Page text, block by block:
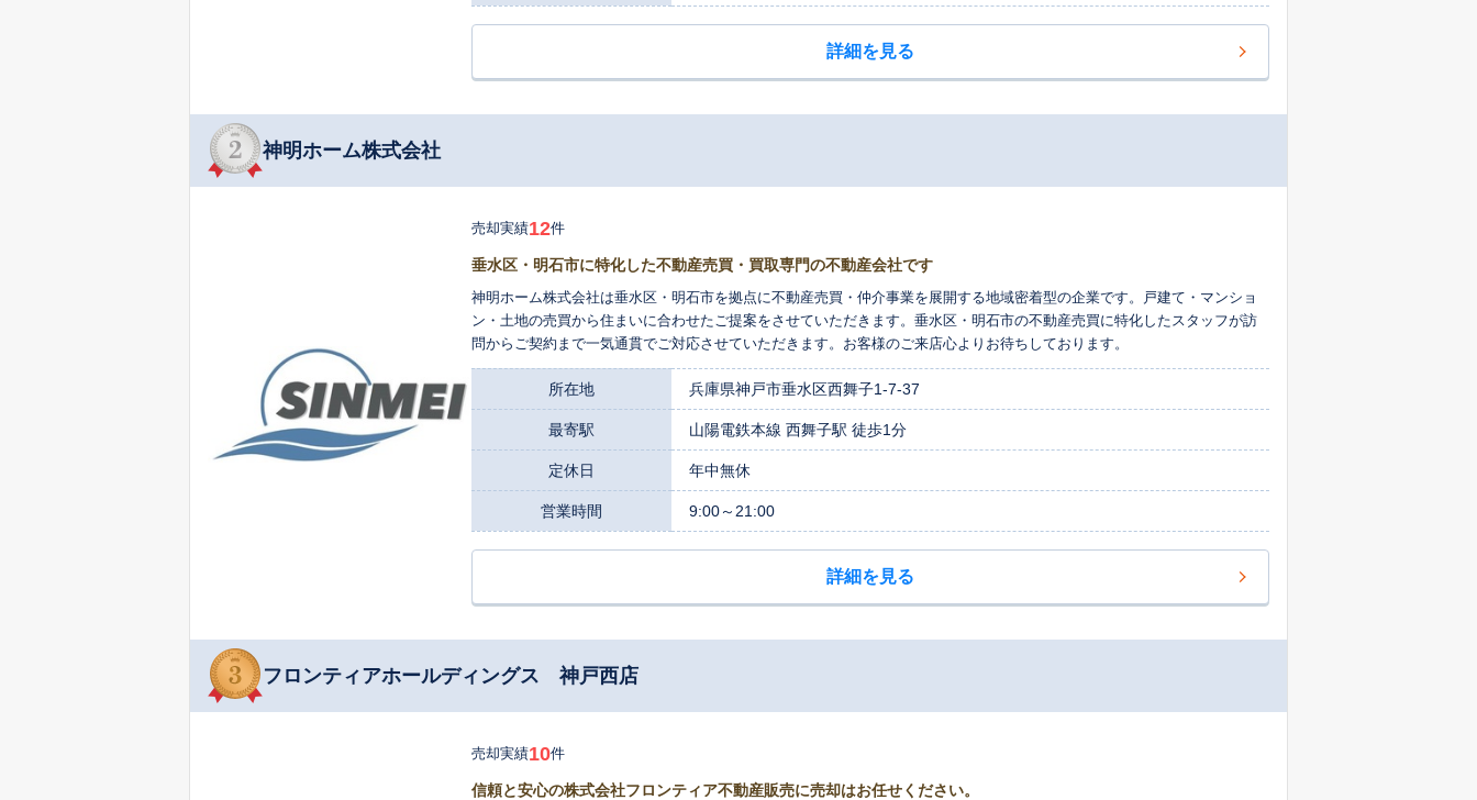
詳細を見る
神明ホーム株式会社
売却実績12件
垂水区・明石市に特化した不動産売買・買取専門の不動産会社です
神明ホーム株式会社は垂水区・明石市を拠点に不動産売買・仲介事業を展開する地域密着型の企業です。戸建て・マンショ
ン・土地の売買から住まいに合わせたご提案をさせていただきます。垂水区・明石市の不動産売買に特化したスタッフが訪
問からご契約まで一気通貫でご対応させていただきます。お客様のご来店心よりお待ちしております。
所在地 兵庫県神戸市垂水区西舞子1-7-37
最寄駅 山陽電鉄本線 西舞子駅 徒歩1分
定休日 年中無休
営業時間 9:00～21:00
詳細を見る
フロンティアホールディングス 神戸西店
売却実績10件
信頼と安心の株式会社フロンティア不動産販売に売却はお任せください。